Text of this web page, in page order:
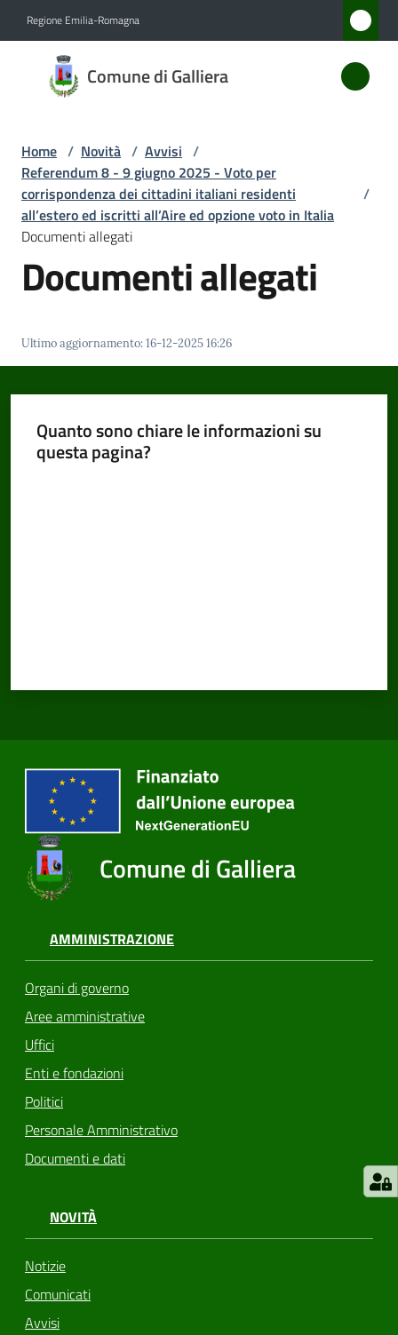
Regione Emilia-Romagna
Comune di Galliera
Comune
di
Amministrazione
Novità
Menu selezionato
Servizi
Vivere
Galliera
Amministrazione
Home / Novità / Avvisi /
Referendum 8 - 9 giugno 2025 - Voto per
corrispondenza dei cittadini italiani residenti
all’estero ed iscritti all’Aire ed opzione voto in Italia
/
Documenti allegati
Documenti allegati
Ultimo aggiornamento:16-12-2025 16:26
Quanto sono chiare le informazioni su
questa pagina?
Comune di Galliera
AMMINISTRAZIONE
Organi di governo
Aree amministrative
Uffici
Enti e fondazioni
Politici
Personale Amministrativo
Documenti e dati
NOVITÀ
Notizie
Comunicati
Avvisi